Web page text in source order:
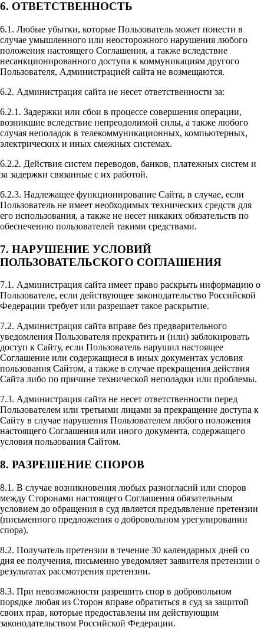
6. ОТВЕТСТВЕННОСТЬ
6.1. Любые убытки, которые Пользователь может понести в
случае умышленного или неосторожного нарушения любого
положения настоящего Соглашения, а также вследствие
несанкционированного доступа к коммуникациям другого
Пользователя, Администрацией сайта не возмещаются.
6.2. Администрация сайта не несет ответственности за:
6.2.1. Задержки или сбои в процессе совершения операции,
возникшие вследствие непреодолимой силы, а также любого
случая неполадок в телекоммуникационных, компьютерных,
электрических и иных смежных системах.
6.2.2. Действия систем переводов, банков, платежных систем и
за задержки связанные с их работой.
6.2.3. Надлежащее функционирование Сайта, в случае, если
Пользователь не имеет необходимых технических средств для
его использования, а также не несет никаких обязательств по
обеспечению пользователей такими средствами.
7. НАРУШЕНИЕ УСЛОВИЙ
ПОЛЬЗОВАТЕЛЬСКОГО СОГЛАШЕНИЯ
7.1. Администрация сайта имеет право раскрыть информацию о
Пользователе, если действующее законодательство Российской
Федерации требует или разрешает такое раскрытие.
7.2. Администрация сайта вправе без предварительного
уведомления Пользователя прекратить и (или) заблокировать
доступ к Сайту, если Пользователь нарушил настоящее
Соглашение или содержащиеся в иных документах условия
пользования Сайтом, а также в случае прекращения действия
Сайта либо по причине технической неполадки или проблемы.
7.3. Администрация сайта не несет ответственности перед
Пользователем или третьими лицами за прекращение доступа к
Сайту в случае нарушения Пользователем любого положения
настоящего Соглашения или иного документа, содержащего
условия пользования Сайтом.
8. РАЗРЕШЕНИЕ СПОРОВ
8.1. В случае возникновения любых разногласий или споров
между Сторонами настоящего Соглашения обязательным
условием до обращения в суд является предъявление претензии
(письменного предложения о добровольном урегулировании
спора).
8.2. Получатель претензии в течение 30 календарных дней со
дня ее получения, письменно уведомляет заявителя претензии о
результатах рассмотрения претензии.
8.3. При невозможности разрешить спор в добровольном
порядке любая из Сторон вправе обратиться в суд за защитой
своих прав, которые предоставлены им действующим
законодательством Российской Федерации.